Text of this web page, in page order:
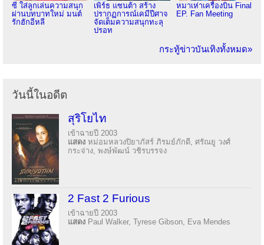
ซี ใส่ลูกเล่นความสนุก
ผ่านบทบาทใหม่ มนต์
รักฮักอีหลี
เพิร์ธ แซนต้า สร้าง
ปรากฏการณ์เคมีปีศาจ
จัดเต็มความสนุกทะลุ
ปรอท
หมาเห่าเครื่องบิน Final
EP. Fan Meeting
กระทู้ข่าวบันเทิงทั้งหมด»
วันนี้ในอดีต
สุริโยไท
เข้าฉายปี 2003
แสดง หม่อมหลวงปิยาภัสร์ ภิรมย์ภักดี, ศรัณยู วงศ์
กระจ่าง, พงษ์พัฒน์ วชิรบรรจง
2 Fast 2 Furious
เข้าฉายปี 2003
แสดง Paul Walker, Tyrese Gibson, Eva Mendes